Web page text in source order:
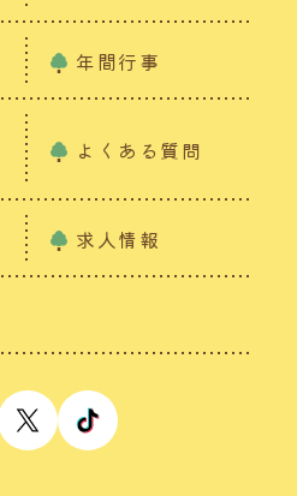
年間行事
よくある質問
求人情報